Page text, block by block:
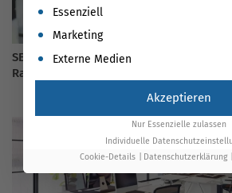
SEO Keyword Analyse 2026 – mit
Ranking optimieren
Es folgt eine Liste der Service-
Essenziell
Marketing
Externe Medien
Akzeptieren
Nur Essenzielle zulassen
Individuelle
Cookie-Details
Datenschutzerklärung